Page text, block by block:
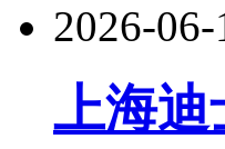
2026-06-
上海迪